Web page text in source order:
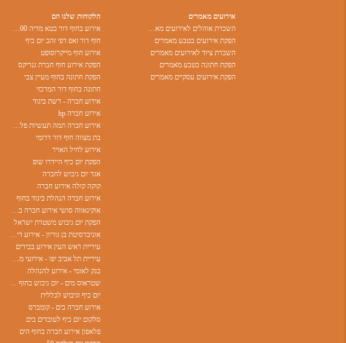
אירועים מאמרים
הפקת אירועים בטבע מאמרים
השכרת ציוד לאירועים מאמרים
הפקת חתונה בטבע מאמרים
הפקת אירועים עסקיים מאמרים
הלקוחות שלנו הם
חוף דור זאפ דפי זהב יום כיף
אירוע חוף מייקרוסופט
הפקת אירוע חוף חברת גנריקס
הפקת חתונה בחוף מעיין צבי
חתונה בחוף דור המרכזי
אירוע חברה - רשת ביגוד
אירוע חברה hp
בת מצווה חוף דור דרומי
אירוע לחיל האויר
הפקת יום כיף היידרו שופ
אגד יום גיבוש לחברה
קוקה קולה אירוע חברה
אירוע חברה הנהלת ביגוד בחוף
הפקת יום גיבוש משטרת ישראל
עיריית ראש העין אירוע בכירים
בנק לאומי - אירוע להנהלה
יום כיף וגיבוש לכללית
אירוע חברה בים - קומברס
סלקום יום כיף לעובדים בים
פלאפון אירוע חברה בחוף הים